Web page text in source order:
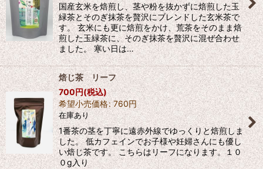
国産玄米を焙煎し、茎や粉を抜かずに焙煎した玉
緑茶とそのぎ抹茶を贅沢にブレンドした玄米茶で
す。 玄米にも更に焙煎をかけ、荒茶をそのまま焙
煎した玉緑茶に、そのぎ抹茶を贅沢に混ぜ合わせ
ました。 寒い日は…
焙じ茶 リーフ
700円(税込)
希望小売価格: 760円
在庫あり
1番茶の茎を丁寧に遠赤外線でゆっくりと焙煎しま
した。 低カフェインでお子様や妊婦さんにも優し
い焙じ茶です。 こちらはリーフになります。１０
０g入り